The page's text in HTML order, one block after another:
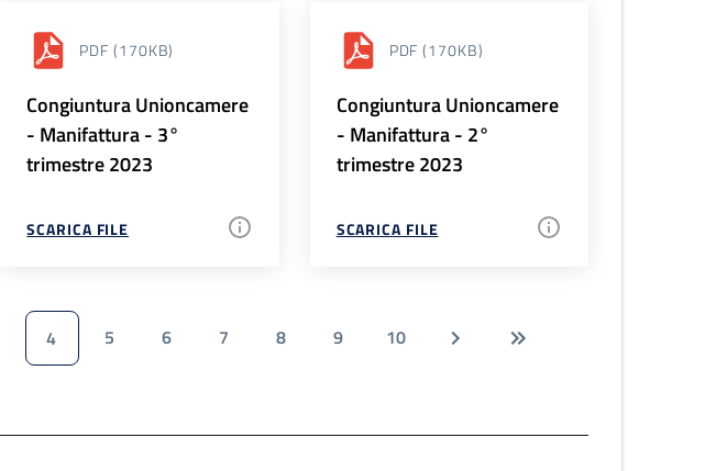
PDF (170KB)
Congiuntura Unioncamere
- Manifattura - 3°
trimestre 2023
SCARICA FILE
PDF (170KB)
Congiuntura Unioncamere
- Manifattura - 2°
trimestre 2023
SCARICA FILE
4 5 6 7 8 9 10